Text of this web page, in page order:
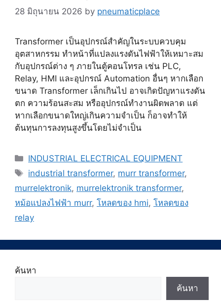
28 มิถุนายน 2026 by pneumaticplace
Transformer เป็นอุปกรณ์สำคัญในระบบควบคุม
อุตสาหกรรม ทำหน้าที่แปลงแรงดันไฟฟ้าให้เหมาะสม
กับอุปกรณ์ต่าง ๆ ภายในตู้คอนโทรล เช่น PLC,
Relay, HMI และอุปกรณ์ Automation อื่นๆ หากเลือก
ขนาด Transformer เล็กเกินไป อาจเกิดปัญหาแรงดัน
ตก ความร้อนสะสม หรืออุปกรณ์ทำงานผิดพลาด แต่
หากเลือกขนาดใหญ่เกินความจำเป็น ก็อาจทำให้
ต้นทุนการลงทุนสูงขึ้นโดยไม่จำเป็น
Categories
INDUSTRIAL ELECTRICAL EQUIPMENT
Tags
industrial transformer, murr transformer,
murrelektronik, murrelektronik transformer,
หม้อแปลงไฟฟ้า murr, โหลดของ hmi, โหลดของ
relay
ค้นหา
ค้นหา